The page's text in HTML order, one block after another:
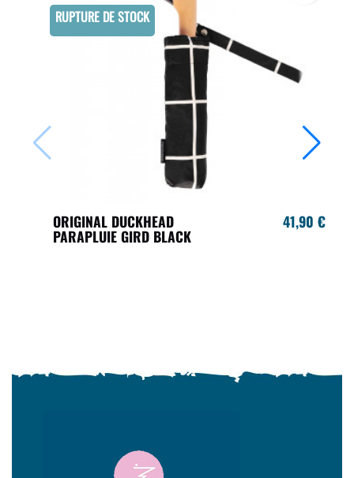
ORIGINAL DUCKHEAD
PARAPLUIE GIRD BLACK
41,90 €
RUPTURE DE STOCK